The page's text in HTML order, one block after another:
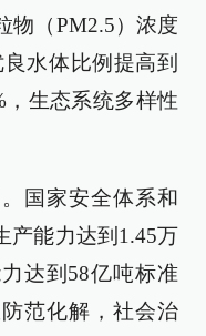
物（PM2.5）浓度
水体比例提高到
，生态系统多样性
国家安全体系和
产能力达到1.45万
达到58亿吨标准
范化解，社会治